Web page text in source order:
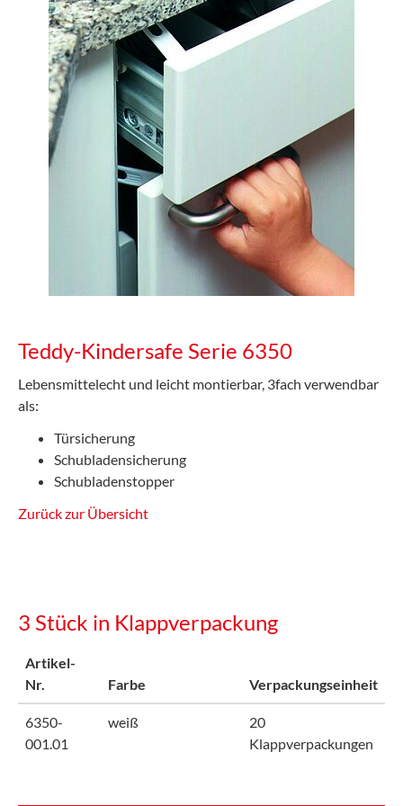
Teddy-Kindersafe Serie 6350
Lebensmittelecht und leicht montierbar, 3fach verwendbar
als:
Türsicherung
Schubladensicherung
Schubladenstopper
Zurück zur Übersicht
3 Stück in Klappverpackung
Artikel-
Nr.
Farbe Verpackungseinheit
6350-
001.01
weiß
20
Klappverpackungen